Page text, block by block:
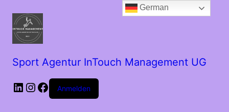
Sport Agentur InTouch Management UG
LinkedInInstagram
Facebook
Anmelden
German